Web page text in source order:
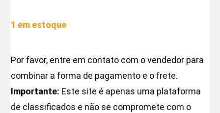
1 em estoque
Por favor, entre em contato com o vendedor para
combinar a forma de pagamento e o frete.
Importante: Este site é apenas uma plataforma
de classificados e não se compromete com o